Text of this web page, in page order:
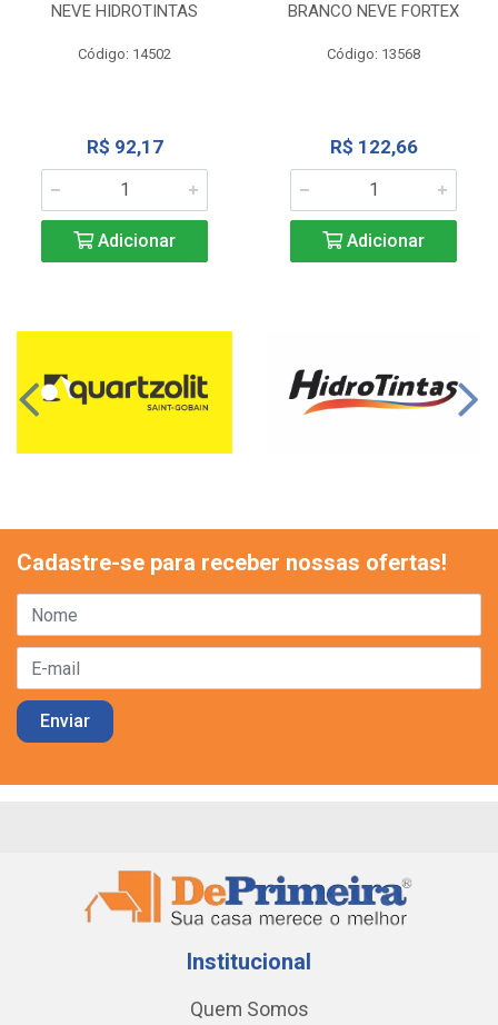
NEVE HIDROTINTAS
Código: 14502
R$ 92,17
Adicionar
BRANCO NEVE FORTEX
Código: 13568
R$ 122,66
Adicionar
Cadastre-se para receber nossas ofertas!
Institucional
Quem Somos